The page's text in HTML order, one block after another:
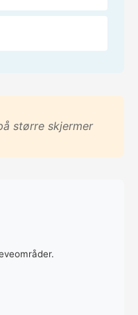
større skjermer